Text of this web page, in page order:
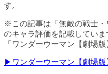
す。
※この記事は「無敵の戦士・
のキャラ評価を記載していま
「ワンダーウーマン【劇場
▶ワンダーウーマン【劇場版